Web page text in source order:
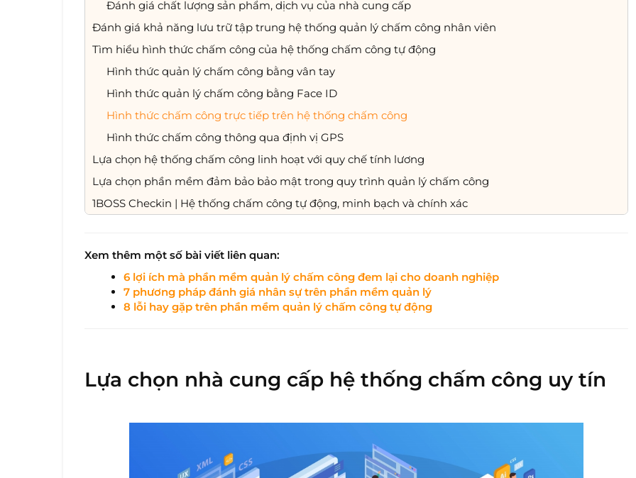
Đánh giá chất lượng sản phẩm, dịch vụ của nhà cung cấp
Đánh giá khả năng lưu trữ tập trung hệ thống quản lý chấm công nhân viên
Tìm hiểu hình thức chấm công của hệ thống chấm công tự động
Hình thức quản lý chấm công bằng vân tay
Hình thức quản lý chấm công bằng Face ID
Hình thức chấm công trực tiếp trên hệ thống chấm công
Hình thức chấm công thông qua định vị GPS
Lựa chọn hệ thống chấm công linh hoạt với quy chế tính lương
Lựa chọn phần mềm đảm bảo bảo mật trong quy trình quản lý chấm công
1BOSS Checkin | Hệ thống chấm công tự động, minh bạch và chính xác
Xem thêm một số bài viết liên quan:
6 lợi ích mà phần mềm quản lý chấm công đem lại cho doanh nghiệp
7 phương pháp đánh giá nhân sự trên phần mềm quản lý
8 lỗi hay gặp trên phần mềm quản lý chấm công tự động
Lựa chọn nhà cung cấp hệ thống chấm công uy tín